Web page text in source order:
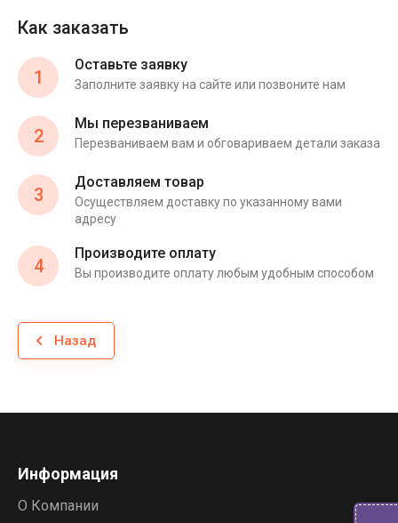
Как заказать
1
Оставьте заявку
Заполните заявку на сайте или позвоните нам
2
Мы перезваниваем
Перезваниваем вам и обговариваем детали заказа
3
Доставляем товар
Осуществляем доставку по указанному вами
адресу
4
Производите оплату
Вы производите оплату любым удобным способом
Назад
Информация
О Компании